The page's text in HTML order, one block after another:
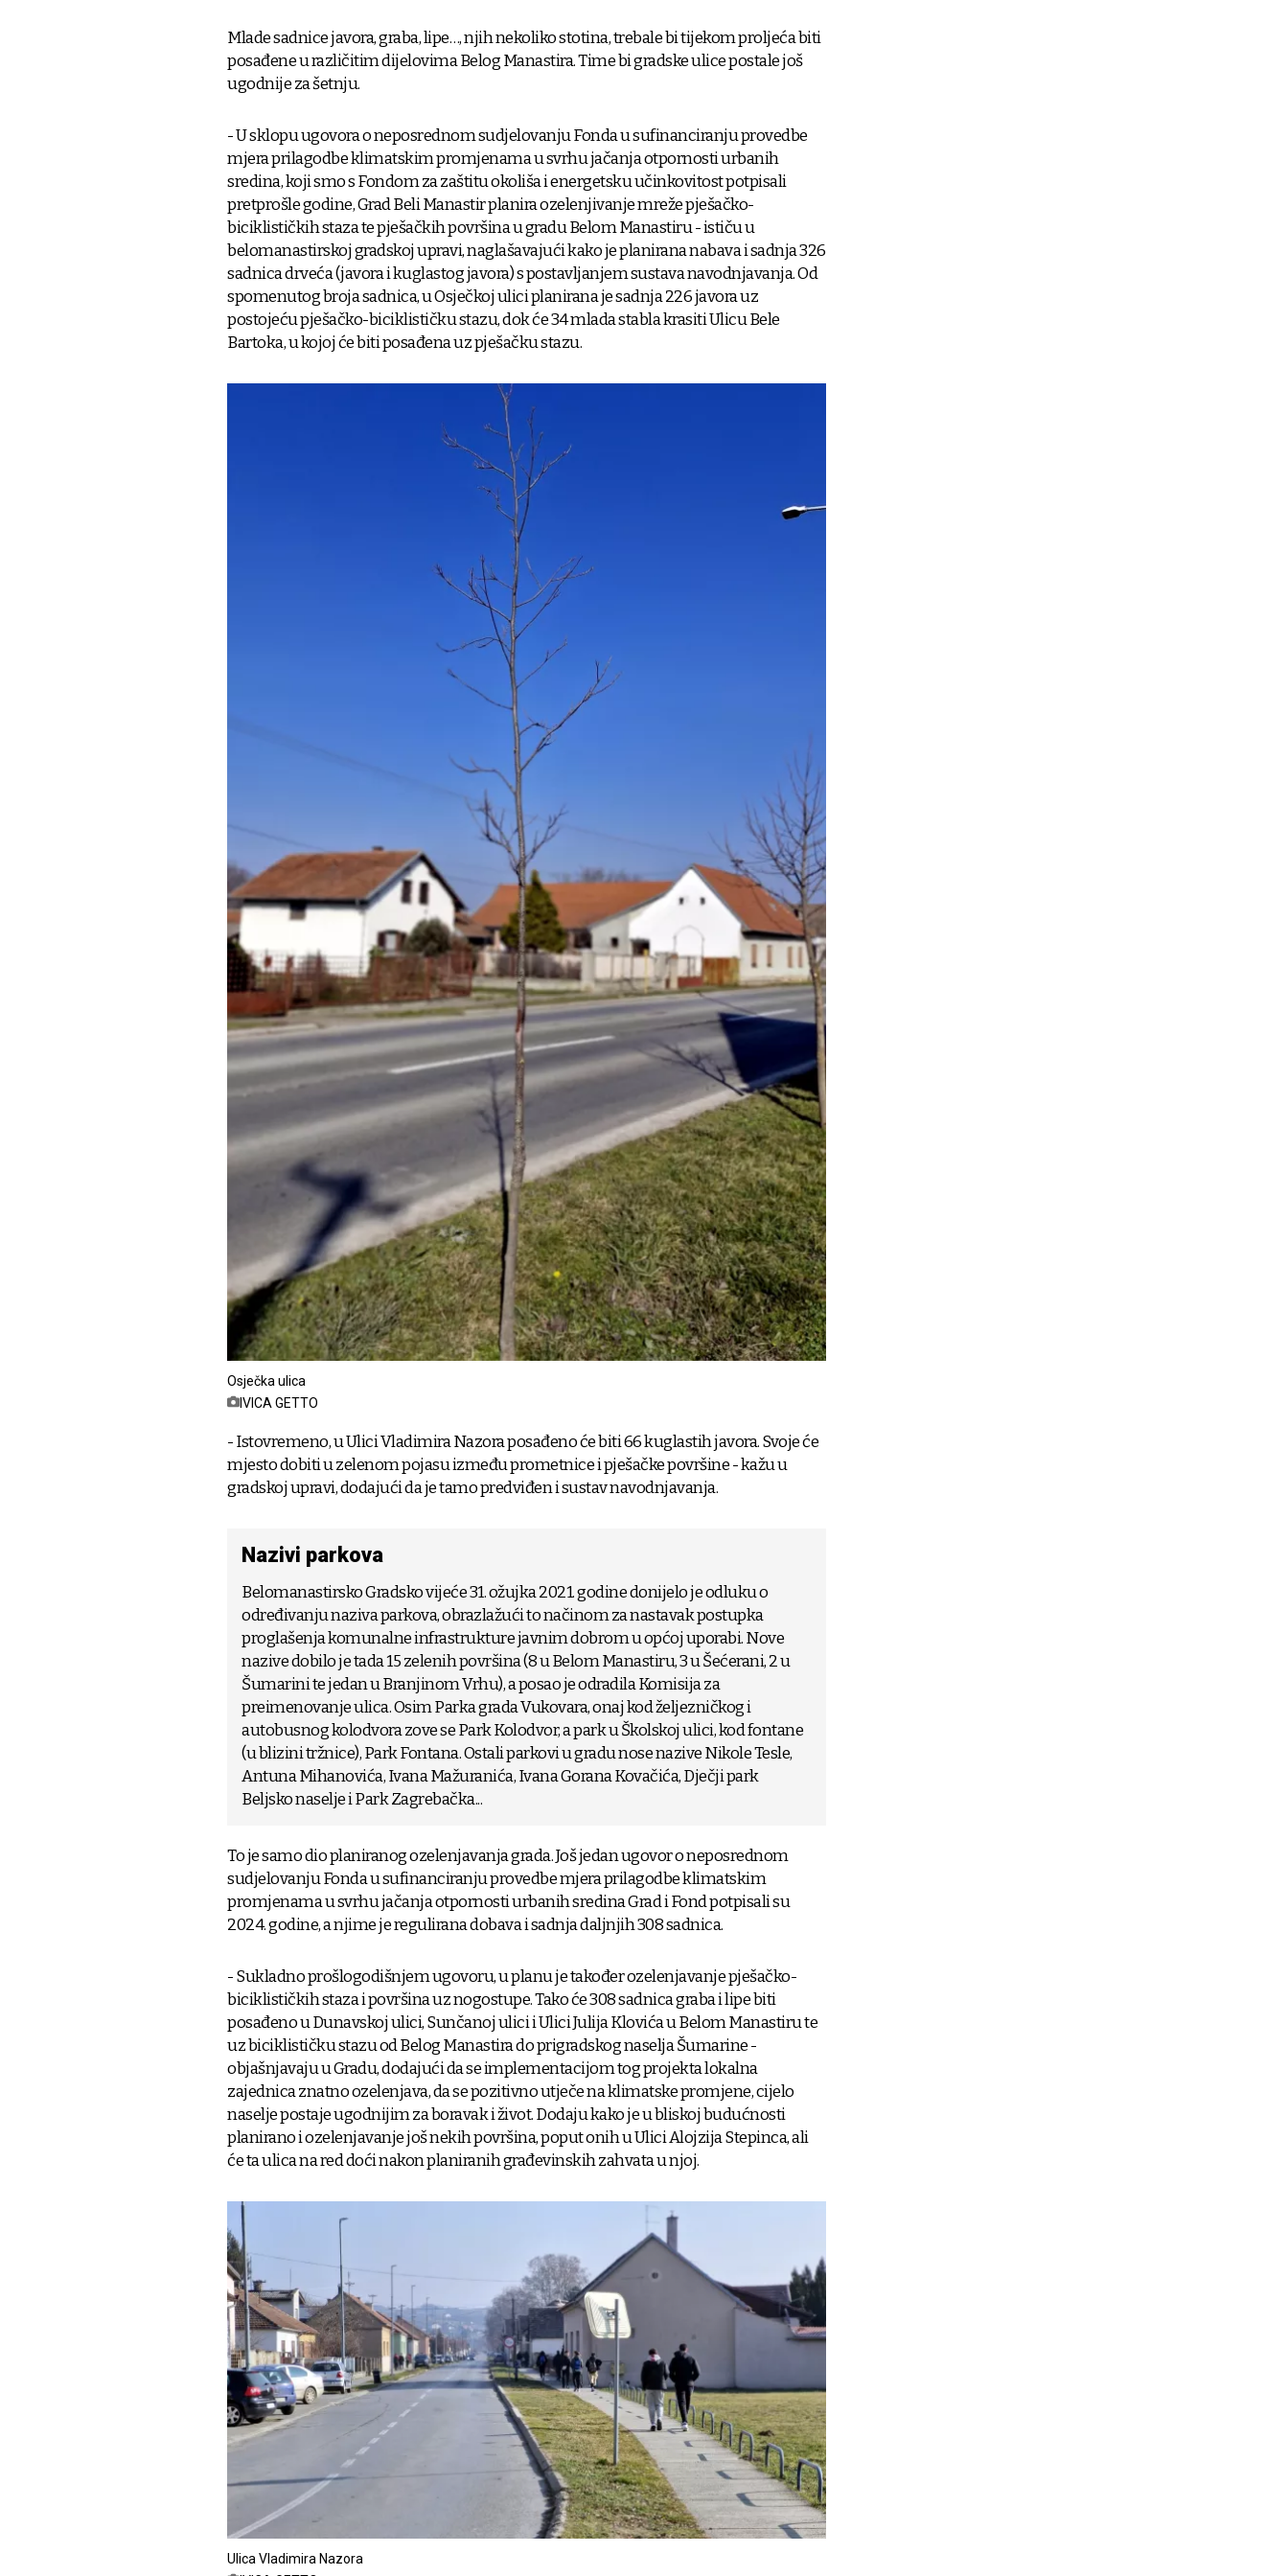
Mlade sadnice javora, graba, lipe…, njih nekoliko stotina, trebale bi tijekom proljeća biti
posađene u različitim dijelovima Belog Manastira. Time bi gradske ulice postale još
ugodnije za šetnju.
- U sklopu ugovora o neposrednom sudjelovanju Fonda u sufinanciranju provedbe
mjera prilagodbe klimatskim promjenama u svrhu jačanja otpornosti urbanih
sredina, koji smo s Fondom za zaštitu okoliša i energetsku učinkovitost potpisali
pretprošle godine, Grad Beli Manastir planira ozelenjivanje mreže pješačko-
biciklističkih staza te pješačkih površina u gradu Belom Manastiru - ističu u
belomanastirskoj gradskoj upravi, naglašavajući kako je planirana nabava i sadnja 326
sadnica drveća (javora i kuglastog javora) s postavljanjem sustava navodnjavanja. Od
spomenutog broja sadnica, u Osječkoj ulici planirana je sadnja 226 javora uz
postojeću pješačko-biciklističku stazu, dok će 34 mlada stabla krasiti Ulicu Bele
Bartoka, u kojoj će biti posađena uz pješačku stazu.
Osječka ulica
IVICA GETTO
- Istovremeno, u Ulici Vladimira Nazora posađeno će biti 66 kuglastih javora. Svoje će
mjesto dobiti u zelenom pojasu između prometnice i pješačke površine - kažu u
gradskoj upravi, dodajući da je tamo predviđen i sustav navodnjavanja.
Nazivi parkova
Belomanastirsko Gradsko vijeće 31. ožujka 2021. godine donijelo je odluku o
određivanju naziva parkova, obrazlažući to načinom za nastavak postupka
proglašenja komunalne infrastrukture javnim dobrom u općoj uporabi. Nove
nazive dobilo je tada 15 zelenih površina (8 u Belom Manastiru, 3 u Šećerani, 2 u
Šumarini te jedan u Branjinom Vrhu), a posao je odradila Komisija za
preimenovanje ulica. Osim Parka grada Vukovara, onaj kod željezničkog i
autobusnog kolodvora zove se Park Kolodvor, a park u Školskoj ulici, kod fontane
(u blizini tržnice), Park Fontana. Ostali parkovi u gradu nose nazive Nikole Tesle,
Antuna Mihanovića, Ivana Mažuranića, Ivana Gorana Kovačića, Dječji park
Beljsko naselje i Park Zagrebačka...
To je samo dio planiranog ozelenjavanja grada. Još jedan ugovor o neposrednom
sudjelovanju Fonda u sufinanciranju provedbe mjera prilagodbe klimatskim
promjenama u svrhu jačanja otpornosti urbanih sredina Grad i Fond potpisali su
2024. godine, a njime je regulirana dobava i sadnja daljnjih 308 sadnica.
- Sukladno prošlogodišnjem ugovoru, u planu je također ozelenjavanje pješačko-
biciklističkih staza i površina uz nogostupe. Tako će 308 sadnica graba i lipe biti
posađeno u Dunavskoj ulici, Sunčanoj ulici i Ulici Julija Klovića u Belom Manastiru te
uz biciklističku stazu od Belog Manastira do prigradskog naselja Šumarine -
objašnjavaju u Gradu, dodajući da se implementacijom tog projekta lokalna
zajednica znatno ozelenjava, da se pozitivno utječe na klimatske promjene, cijelo
naselje postaje ugodnijim za boravak i život. Dodaju kako je u bliskoj budućnosti
planirano i ozelenjavanje još nekih površina, poput onih u Ulici Alojzija Stepinca, ali
će ta ulica na red doći nakon planiranih građevinskih zahvata u njoj.
Ulica Vladimira Nazora